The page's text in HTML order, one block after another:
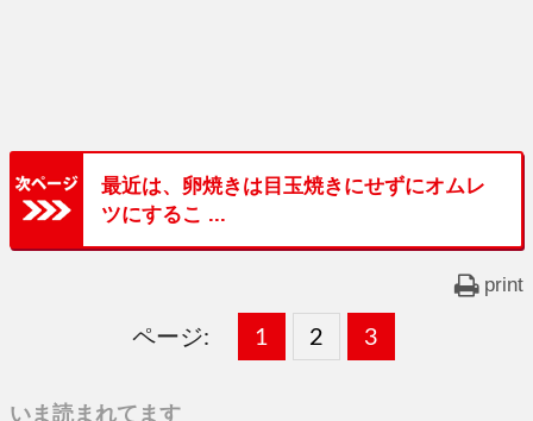
最近は、卵焼きは目玉焼きにせずにオムレ
ツにするこ ...
print
ページ:
固
1 ,
固
2 ,
固
3
いま読まれてます